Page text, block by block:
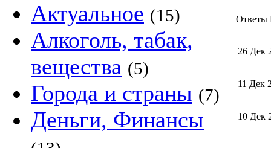
Актуальное (15)
Алкоголь, табак,
вещества (5)
Города и страны (7)
Деньги, Финансы
Ответы
26 Дек
11 Дек
10 Дек